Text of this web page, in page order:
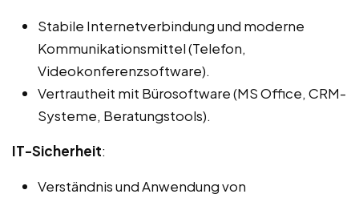
Stabile Internetverbindung und moderne
Kommunikationsmittel (Telefon,
Videokonferenzsoftware).
Vertrautheit mit Bürosoftware (MS Office, CRM-
Systeme, Beratungstools).
IT-Sicherheit:
Verständnis und Anwendung von